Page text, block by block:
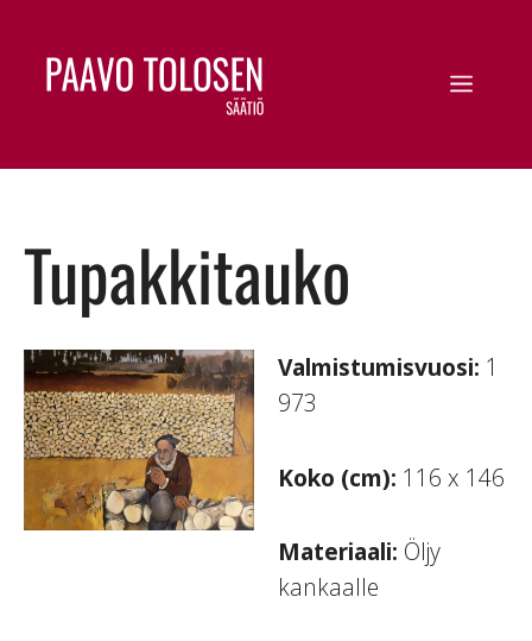
Tupakkitauko
Valmistumisvuosi: 1
973
Koko (cm): 116 x 146
Materiaali: Öljy
kankaalle